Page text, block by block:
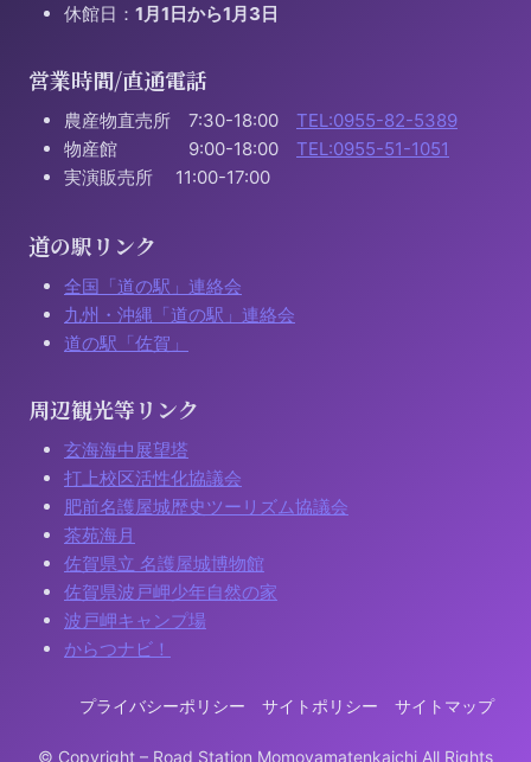
休館日： 1月1日から1月3日
営業時間/直通電話
農産物直売所 7:30-18:00 TEL:0955-82-5389
物産館 9:00-18:00 TEL:0955-51-1051
実演販売所 11:00-17:00
道の駅リンク
全国「道の駅」連絡会
九州・沖縄「道の駅」連絡会
道の駅「佐賀」
周辺観光等リンク
玄海海中展望塔
打上校区活性化協議会
肥前名護屋城歴史ツーリズム協議会
茶苑海月
佐賀県立 名護屋城博物館
佐賀県波戸岬少年自然の家
波戸岬キャンプ場
からつナビ！
プライバシーポリシー サイトポリシー サイトマップ
© Copyright – Road Station Momoyamatenkaichi All Rights